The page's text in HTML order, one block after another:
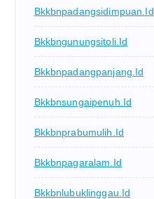
Bkkbnpadangsidimpuan.id
Bkkbngunungsitoli.id
Bkkbnpadangpanjang.id
Bkkbnsungaipenuh.id
Bkkbnprabumulih.id
Bkkbnpagaralam.id
Bkkbnlubuklinggau.id